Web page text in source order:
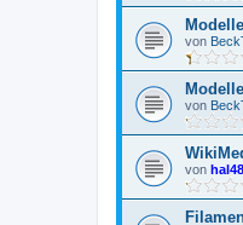
von
von
von